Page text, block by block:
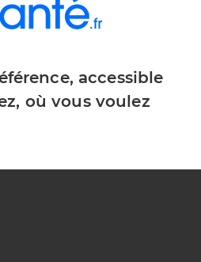
accessible
où vous voulez